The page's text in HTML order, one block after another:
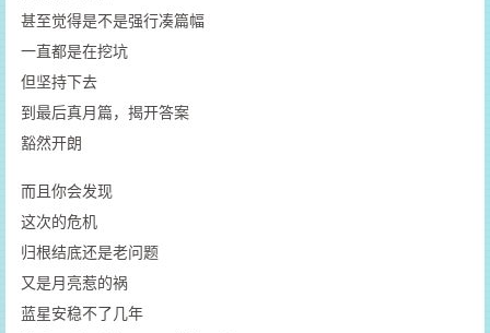
甚至觉得是不是强行凑篇幅
一直都是在挖坑
但坚持下去
到最后真月篇，揭开答案
豁然开朗
而且你会发现
这次的危机
归根结底还是老问题
又是月亮惹的祸
蓝星安稳不了几年